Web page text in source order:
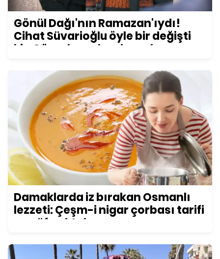
Gönül Dağı'nın Ramazan'ıydı!
Cihat Süvarioğlu öyle bir değişti
ki... Görenler şoke oluyor!
Damaklarda iz bırakan Osmanlı
lezzeti: Çeşm-i nigar çorbası tarifi
ve püf noktaları